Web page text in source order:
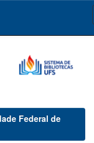
Federal de